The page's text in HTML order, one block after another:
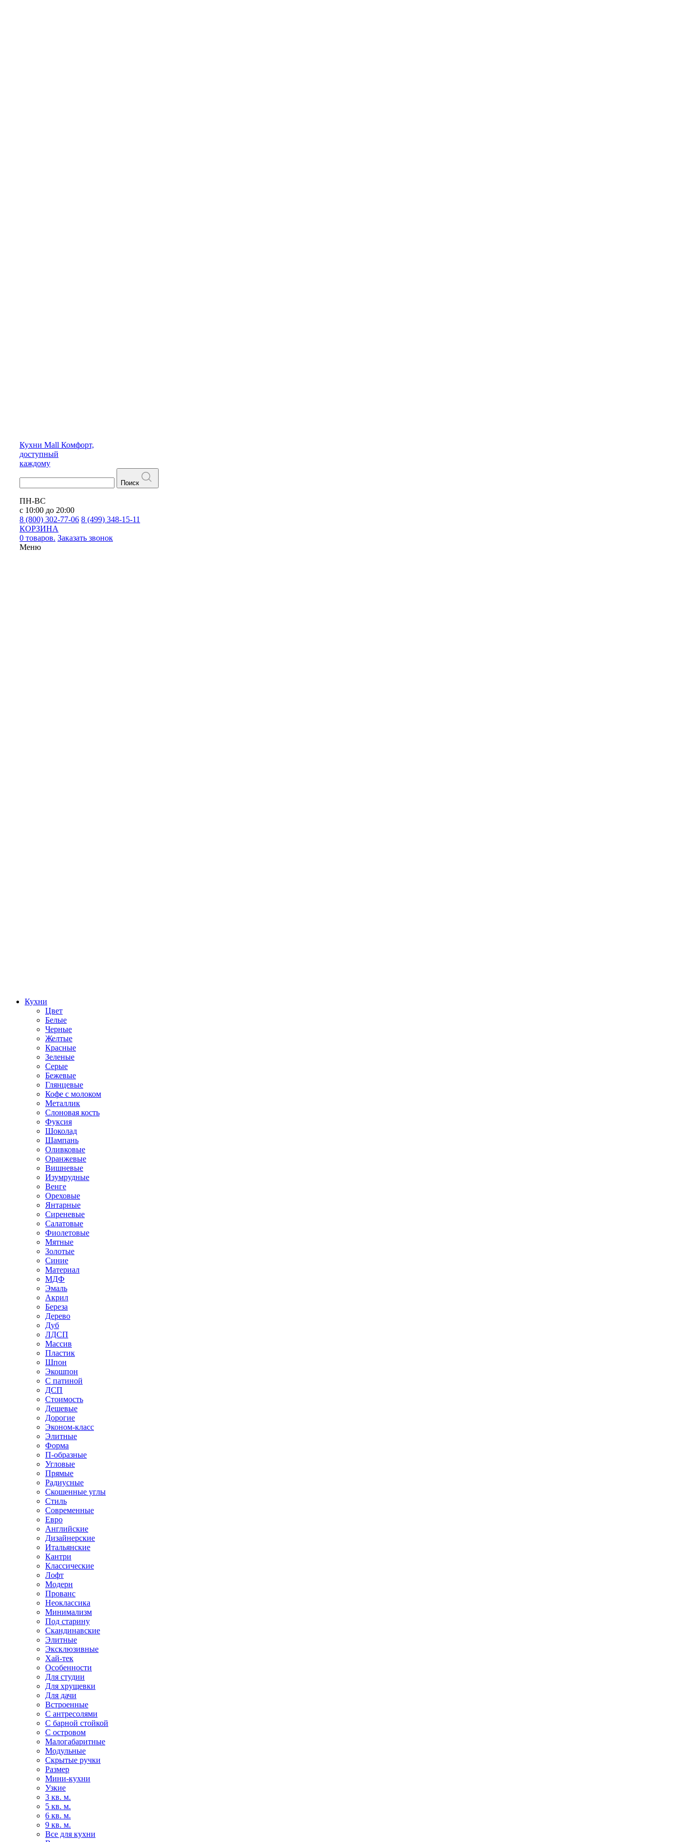
Кухни Mall Комфорт,
доступный
каждому
Поиск
ПН-ВС
с 10:00 до 20:00
8 (800) 302-77-06 8 (499) 348-15-11
КОРЗИНА
0 товаров. Заказать звонок
Меню
Кухни
Цвет
Белые
Черные
Желтые
Красные
Зеленые
Серые
Бежевые
Глянцевые
Кофе с молоком
Металлик
Слоновая кость
Фуксия
Шоколад
Шампань
Оливковые
Оранжевые
Вишневые
Изумрудные
Венге
Ореховые
Янтарные
Сиреневые
Салатовые
Фиолетовые
Мятные
Золотые
Синие
Материал
МДФ
Эмаль
Акрил
Береза
Дерево
Дуб
ЛДСП
Массив
Пластик
Шпон
Экошпон
С патиной
ДСП
Стоимость
Дешевые
Дорогие
Эконом-класс
Элитные
Форма
П-образные
Угловые
Прямые
Радиусные
Скошенные углы
Стиль
Современные
Евро
Английские
Дизайнерские
Итальянские
Кантри
Классические
Лофт
Модерн
Прованс
Неоклассика
Минимализм
Под старину
Скандинавские
Элитные
Эксклюзивные
Хай-тек
Особенности
Для студии
Для хрущевки
Для дачи
Встроенные
С антресолями
С барной стойкой
С островом
Малогабаритные
Модульные
Скрытые ручки
Размер
Мини-кухни
Узкие
3 кв. м.
5 кв. м.
6 кв. м.
9 кв. м.
Все для кухни